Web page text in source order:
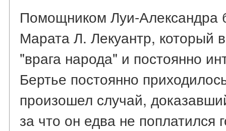
Помощником Луи-
Марата Л. Лекуантр, который
"врага народа" и постоянно
Бертье постоянно
произошел случай,
за что он едва не поплатился